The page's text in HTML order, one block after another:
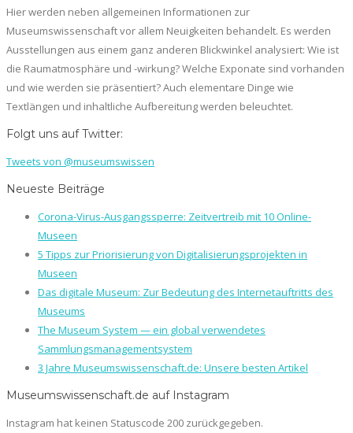
Hier werden neben allgemeinen Informationen zur
Museumswissenschaft vor allem Neuigkeiten behandelt. Es werden
Ausstellungen aus einem ganz anderen Blickwinkel analysiert: Wie ist
die Raumatmosphäre und -wirkung? Welche Exponate sind vorhanden
und wie werden sie präsentiert? Auch elementare Dinge wie
Textlängen und inhaltliche Aufbereitung werden beleuchtet.
Folgt uns auf Twitter:
Tweets von @museumswissen
Neueste Beiträge
Corona-Virus-Ausgangssperre: Zeitvertreib mit 10 Online-
Museen
5 Tipps zur Priorisierung von Digitalisierungsprojekten in
Museen
Das digitale Museum: Zur Bedeutung des Internetauftritts des
Museums
The Museum System — ein global verwendetes
Sammlungsmanagementsystem
3 Jahre Museumswissenschaft.de: Unsere besten Artikel
Museumswissenschaft.de auf Instagram
Instagram hat keinen Statuscode 200 zurückgegeben.